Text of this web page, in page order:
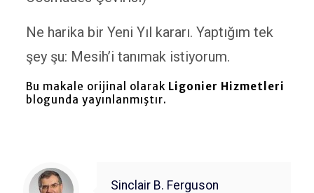
Ne harika bir Yeni Yıl kararı. Yaptığım tek
şey şu: Mesih’i tanımak istiyorum.
Bu makale orijinal olarak Ligonier Hizmetleri
blogunda yayınlanmıştır.
Sinclair B. Ferguson